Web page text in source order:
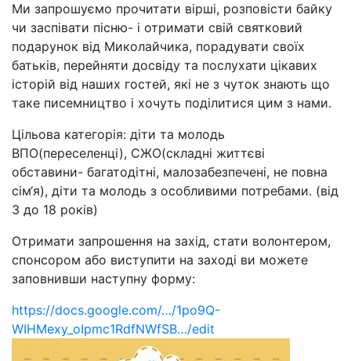
Ми запрошуємо прочитати вірші, розповісти байку
чи заспівати пісню- і отримати свій святковий
подарунок від Миколайчика, порадувати своїх
батьків, перейняти досвіду та послухати цікавих
історій від наших гостей, які не з чуток знають що
таке писемництво і хочуть поділитися цим з нами.
Цільова категорія: діти та молодь
ВПО(переселенці), СЖО(складні життєві
обставини- багатодітні, малозабезпечені, не повна
сім‘я), діти та молодь з особливими потребами. (від
3 до 18 років)
Отримати запрошення на захід, стати волонтером,
спонсором або виступити на заході ви можете
заповнивши наступну форму:
https://docs.google.com/…/1po9Q-
WIHMexy_oIpmc1RdfNWfSB…/edit